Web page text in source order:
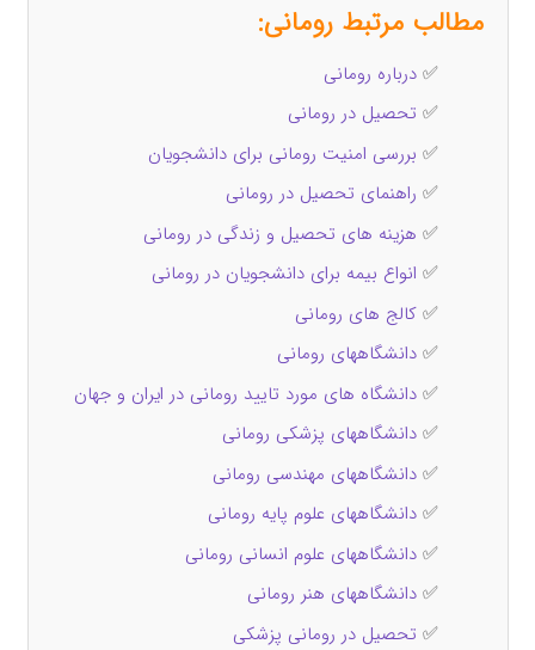
مطالب مرتبط رومانی:
✅ درباره رومانی
✅ تحصیل در رومانی
✅ بررسی امنیت رومانی برای دانشجویان
✅ راهنمای تحصیل در رومانی
✅ هزینه‌ های تحصیل و زندگی در رومانی
✅ انواع بیمه برای دانشجویان در رومانی
✅ کالج های رومانی
✅ دانشگاههای رومانی
✅ دانشگاه های مورد تایید رومانی در ایران و جهان
✅ دانشگاههای پزشکی رومانی
✅ دانشگاههای مهندسی رومانی
✅ دانشگاههای علوم پایه رومانی
✅ دانشگاههای علوم انسانی رومانی
✅ دانشگاههای هنر رومانی
✅ تحصیل در رومانی پزشکی